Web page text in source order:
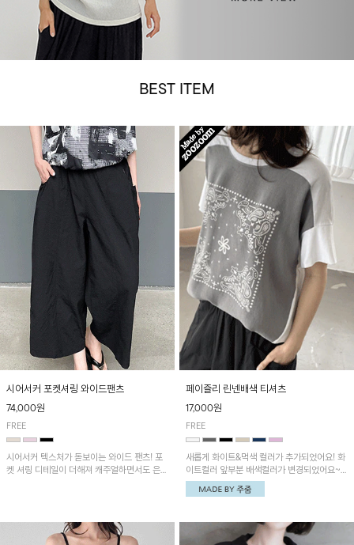
BEST ITEM
시어서커 포켓셔링 와이드팬츠
74,000원
FREE
시어서커 텍스처가 돋보이는 와이드 팬츠! 포
켓 셔링 디테일이 더해져 캐주얼하면서도 은은
아이템으로 활용하기 좋아요~
페이즐리 린넨배색 티셔츠
17,000원
FREE
새롭게 화이트&먹색 컬러가 추가되었어요! 화
이트컬러 앞부분 배색컬러가 변경되었어요~
중앙 린넨배색으로 유니크하면서 페이즐리 패
턴으로 감각적인 분위기를 연출이 가능한 티셔